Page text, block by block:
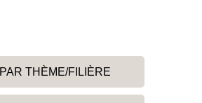
PAR THÈME/FILIÈRE